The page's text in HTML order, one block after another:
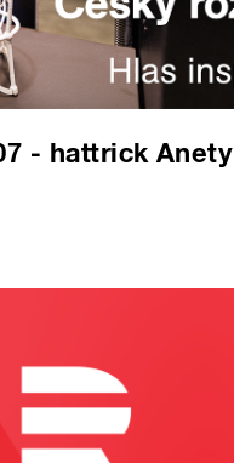
- hattrick Anety